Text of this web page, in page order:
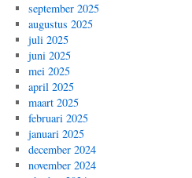
september 2025
augustus 2025
juli 2025
juni 2025
mei 2025
april 2025
maart 2025
februari 2025
januari 2025
december 2024
november 2024